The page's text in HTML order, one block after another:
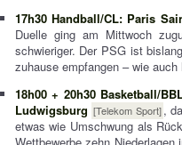
17h30 Handball/CL: Paris
Duelle ging am Mittwoch
schwieriger. Der PSG ist
zuhause empfangen – wie auch
18h00 + 20h30 Basketball/
Ludwigsburg [Telekom Sport] ,
etwas wie Umschwung als